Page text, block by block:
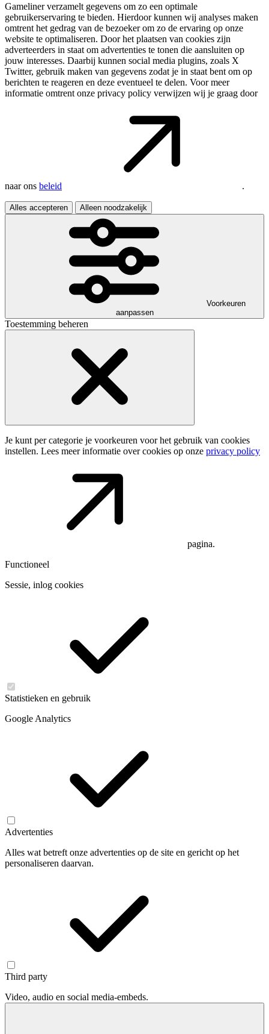
Gameliner verzamelt gegevens om zo een optimale
gebruikerservaring te bieden. Hierdoor kunnen wij analyses maken
omtrent het gedrag van de bezoeker om zo de ervaring op onze
website te optimaliseren. Door het plaatsen van cookies zijn
adverteerders in staat om advertenties te tonen die aansluiten op
jouw interesses. Daarbij kunnen social media plugins, zoals X
Twitter, gebruik maken van gegevens zodat je in staat bent om op
berichten te reageren en deze eventueel te delen. Voor meer
informatie omtrent onze privacy policy verwijzen wij je graag door
naar ons beleid .
Alles accepteren Alleen noodzakelijk
Voorkeuren
aanpassen
Toestemming beheren
Je kunt per categorie je voorkeuren voor het gebruik van cookies
instellen. Lees meer informatie over cookies op onze privacy policy
pagina.
Functioneel
Sessie, inlog cookies
Statistieken en gebruik
Google Analytics
Advertenties
Alles wat betreft onze advertenties op de site en gericht op het
personaliseren daarvan.
Third party
Video, audio en social media-embeds.